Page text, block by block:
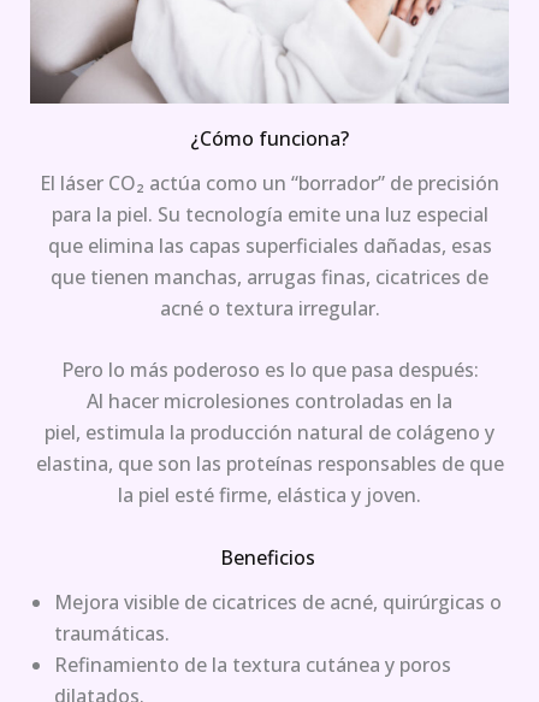
¿Cómo funciona?
El láser CO₂ actúa como un “borrador” de precisión
para la piel. Su tecnología emite una luz especial
que elimina las capas superficiales dañadas, esas
que tienen manchas, arrugas finas, cicatrices de
acné o textura irregular.
Pero lo más poderoso es lo que pasa después:
Al hacer microlesiones controladas en la
piel, estimula la producción natural de colágeno y
elastina, que son las proteínas responsables de que
la piel esté firme, elástica y joven.
Beneficios
Mejora visible de cicatrices de acné, quirúrgicas o
traumáticas.
Refinamiento de la textura cutánea y poros
dilatados.